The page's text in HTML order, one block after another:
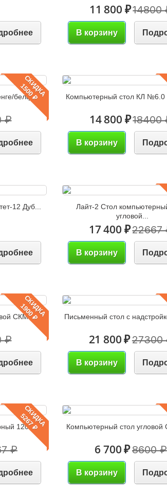
11 800 ₽14800
В корзину
СКИДКА
1500 ₽
белфорд
₽
Компьютерный стол КЛ №6.0
14 800 ₽18400
В корзину
12 Дуб...
Лайт-2 Стол
угловой...
17 400 ₽22667
В корзину
СКИДКА
1900 ₽
СКМУ-4
₽
Письменный стол с
21 800 ₽27300
В корзину
СКИДКА
5267 ₽
1200
₽
Компьютерный стол
6 700 ₽8600 ₽
В корзину